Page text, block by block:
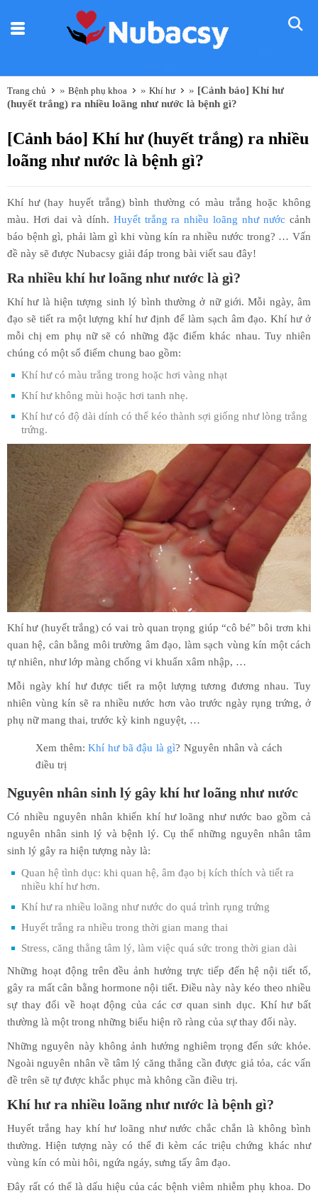
Trang chủ » Bệnh phụ khoa » Khí hư » [Cảnh báo] Khí hư
(huyết trắng) ra nhiều loãng như nước là bệnh gì?
[Cảnh báo] Khí hư (huyết trắng) ra nhiều
loãng như nước là bệnh gì?
Khí hư (hay huyết trắng) bình thường có màu trắng hoặc không
màu. Hơi dai và dính. Huyết trắng ra nhiều loãng như nước cảnh
báo bệnh gì, phải làm gì khi vùng kín ra nhiều nước trong? … Vấn
đề này sẽ được Nubacsy giải đáp trong bài viết sau đây!
Ra nhiều khí hư loãng như nước là gì?
Khí hư là hiện tượng sinh lý bình thường ở nữ giới. Mỗi ngày, âm
đạo sẽ tiết ra một lượng khí hư định để làm sạch âm đạo. Khí hư ở
mỗi chị em phụ nữ sẽ có những đặc điểm khác nhau. Tuy nhiên
chúng có một số điểm chung bao gồm:
Khí hư có màu trắng trong hoặc hơi vàng nhạt
Khí hư không mùi hoặc hơi tanh nhẹ.
Khí hư có độ dài dính có thể kéo thành sợi giống như lòng trắng
trứng.
Khí hư (huyết trắng) có vai trò quan trọng giúp “cô bé” bôi trơn khi
quan hệ, cân bằng môi trường âm đạo, làm sạch vùng kín một cách
tự nhiên, như lớp màng chống vi khuẩn xâm nhập, …
Mỗi ngày khí hư được tiết ra một lượng tương đương nhau. Tuy
nhiên vùng kín sẽ ra nhiều nước hơn vào trước ngày rụng trứng, ở
phụ nữ mang thai, trước kỳ kinh nguyệt, …
Xem thêm:Khí hư bã đậu là gì? Nguyên nhân và cách
điều trị
Nguyên nhân sinh lý gây khí hư loãng như nước
Có nhiều nguyên nhân khiến khí hư loãng như nước bao gồm cả
nguyên nhân sinh lý và bệnh lý. Cụ thể những nguyên nhân tâm
sinh lý gây ra hiện tượng này là:
Quan hệ tình dục: khi quan hệ, âm đạo bị kích thích và tiết ra
nhiều khí hư hơn.
Khí hư ra nhiều loãng như nước do quá trình rụng trứng
Huyết trắng ra nhiều trong thời gian mang thai
Stress, căng thẳng tâm lý, làm việc quá sức trong thời gian dài
Những hoạt động trên đều ảnh hưởng trực tiếp đến hệ nội tiết tố,
gây ra mất cân bằng hormone nội tiết. Điều này này kéo theo nhiều
sự thay đổi về hoạt động của các cơ quan sinh dục. Khí hư bất
thường là một trong những biểu hiện rõ ràng của sự thay đổi này.
Những nguyên này không ảnh hưởng nghiêm trọng đến sức khỏe.
Ngoài nguyên nhân về tâm lý căng thẳng cần được giả tỏa, các vấn
đề trên sẽ tự được khắc phục mà không cần điều trị.
Khí hư ra nhiều loãng như nước là bệnh gì?
Huyết trắng hay khí hư loãng như nước chắc chắn là không bình
thường. Hiện tượng này có thể đi kèm các triệu chứng khác như
vùng kín có mùi hôi, ngứa ngáy, sưng tấy âm đạo.
Đây rất có thể là dấu hiệu của các bệnh viêm nhiễm phụ khoa. Do